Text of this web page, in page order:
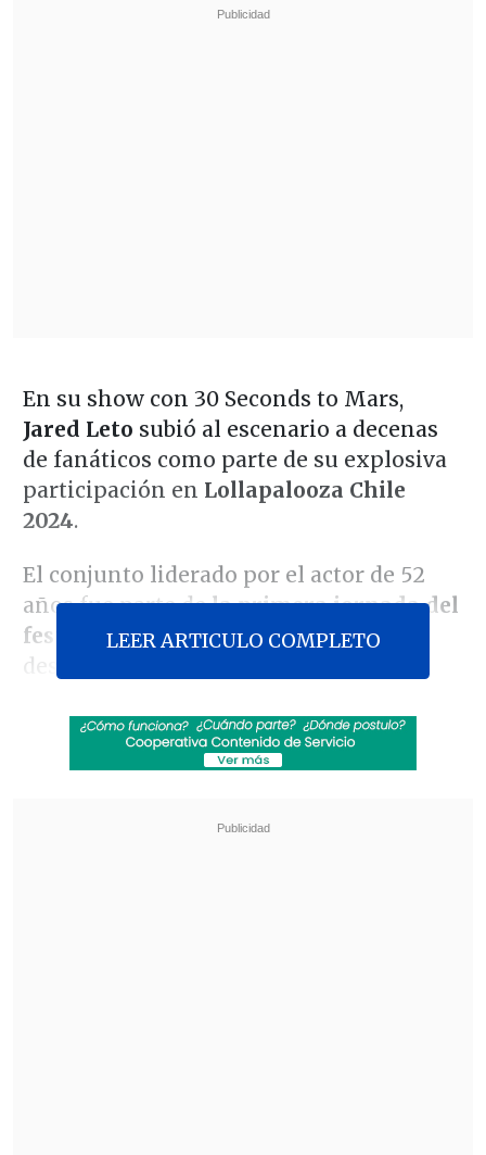
En su show con 30 Seconds to Mars,
Jared Leto subió al escenario a decenas
de fanáticos como parte de su explosiva
participación en Lollapalooza Chile
2024.
El conjunto liderado por el actor de 52
años fue parte dela primera jornada del
festival , con una presentación que se
desarrolló cerca de las 19:00 horas.
Revisa también
"Sentí sus amenazas": Doctora que analizó
LEER ARTICULO COMPLETO